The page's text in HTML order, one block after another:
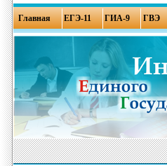
Главная ЕГЭ-11 ГИА-9 ГВЭ